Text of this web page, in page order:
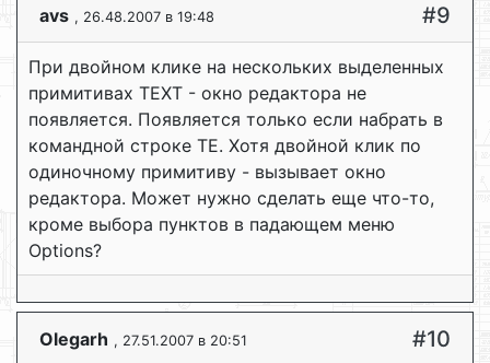
avs , 26.48.2007 в 19:48 #9
При двойном клике на нескольких выделенных
примитивах TEXT - окно редактора не
появляется. Появляется только если набрать в
командной строке TE. Хотя двойной клик по
одиночному примитиву - вызывает окно
редактора. Может нужно сделать еще что-то,
кроме выбора пунктов в падающем меню
Options?
Olegarh , 27.51.2007 в 20:51 #10